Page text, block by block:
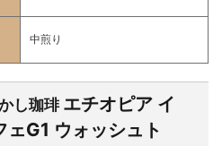
中煎り
し珈琲 エチオピア イ
ェG1 ウォッシュト